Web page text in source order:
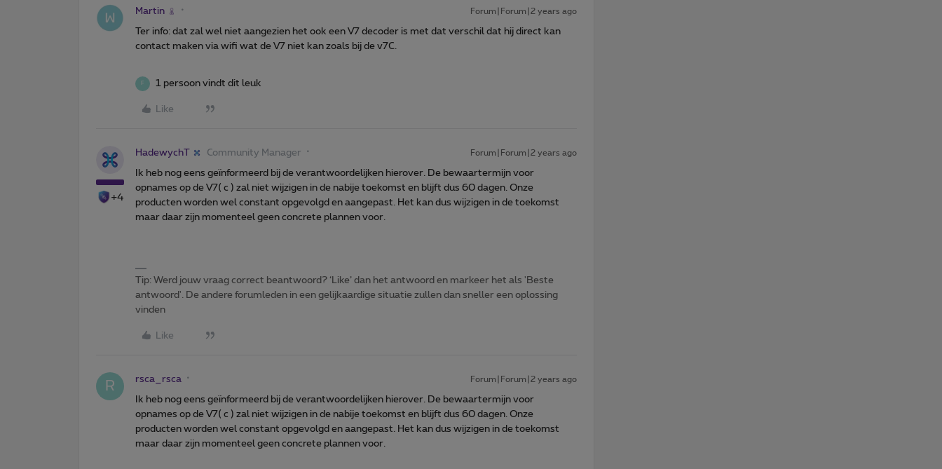
Martin Forum|Forum|2 years ago
Ter info: dat zal wel niet aangezien het ook een V7 decoder is met dat verschil dat hij direct kan
contact maken via wifi wat de V7 niet kan zoals bij de v7C.
F 1 persoon vindt dit leuk
Like
+4
HadewychT Community Manager Forum|Forum|2 years ago
Ik heb nog eens geïnformeerd bij de verantwoordelijken hierover. De bewaartermijn voor
opnames op de V7( c ) zal niet wijzigen in de nabije toekomst en blijft dus 60 dagen. Onze
producten worden wel constant opgevolgd en aangepast. Het kan dus wijzigen in de toekomst
maar daar zijn momenteel geen concrete plannen voor.
Tip: Werd jouw vraag correct beantwoord? ‘Like’ dan het antwoord en markeer het als 'Beste
antwoord'. De andere forumleden in een gelijkaardige situatie zullen dan sneller een oplossing
vinden
Like
R rsca_rsca Forum|Forum|2 years ago
Ik heb nog eens geïnformeerd bij de verantwoordelijken hierover. De bewaartermijn voor
opnames op de V7( c ) zal niet wijzigen in de nabije toekomst en blijft dus 60 dagen. Onze
producten worden wel constant opgevolgd en aangepast. Het kan dus wijzigen in de toekomst
maar daar zijn momenteel geen concrete plannen voor.